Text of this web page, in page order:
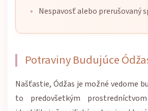
Nespavosť alebo prerušovaný
Potraviny Budujúce
Našťastie, Ódžas je možné vedome
to predovšetkým